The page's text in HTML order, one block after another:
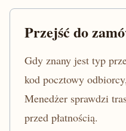
Przejść do
Gdy znany jest typ
kod pocztowy
Menedżer sprawdzi
przed płatnością.